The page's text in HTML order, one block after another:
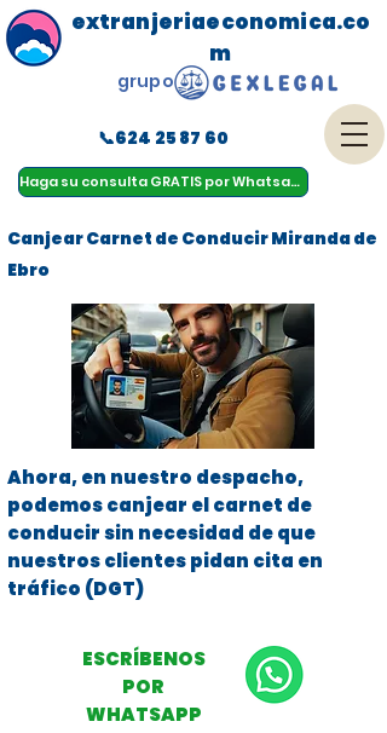
Haga su consulta GRATIS por Whatsapp
menu
extranjeriaeconomica.co
m
📞624 25 87 60
grupo
Canjear Carnet de Conducir Miranda de
Ebro
Ahora, en nuestro despacho,
podemos canjear el carnet de
conducir sin necesidad de que
nuestros clientes pidan cita en
tráfico (DGT)
ESCRÍBENOS
POR
WHATSAPP